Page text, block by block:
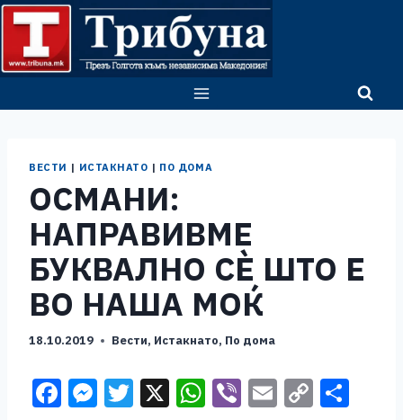
Skip
content
ВЕСТИ | ИСТАКНАТО | ПО ДОМА
OСМАНИ:
НАПРАВИВМЕ
БУКВАЛНО СЀ ШТО Е
ВО НАША МОЌ
18.10.2019 Вести, Истакнато, По дома
F M T X W Vi E C